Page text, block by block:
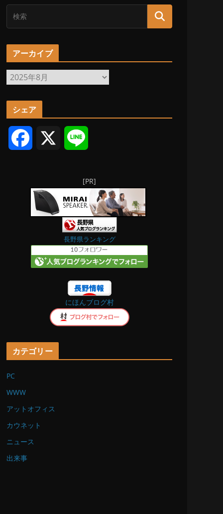
アーカイブ
ア
ー
カ
ブ
シェア
c
e
o
n
e
[PR]
長野県ランキング
にほんブログ村
カテゴリー
PC
WWW
アットオフィス
カウネット
ニュース
出来事